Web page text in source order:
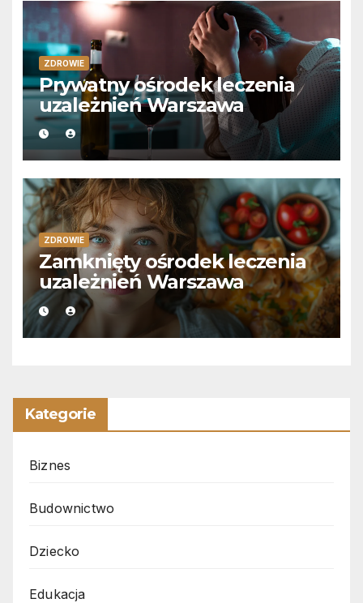
ZDROWIE
Prywatny ośrodek leczenia
uzależnień Warszawa
ZDROWIE
Zamknięty ośrodek leczenia
uzależnień Warszawa
Kategorie
Biznes
Budownictwo
Dziecko
Edukacja